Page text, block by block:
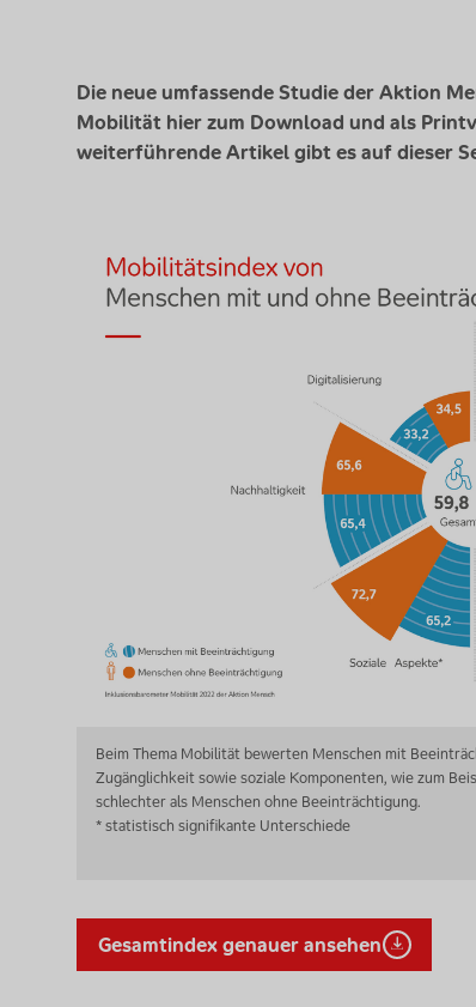
Die neue umfassende Studie der Aktion
Mobilität hier zum Download und als Print
weiterführende Artikel gibt es auf dieser
Beim Thema Mobilität bewerten Menschen mit
Zugänglichkeit sowie soziale Komponenten, wie zum
schlechter als Menschen ohne Beeinträchtigung.
* statistisch signifikante Unterschiede
Gesamtindex genauer ansehen